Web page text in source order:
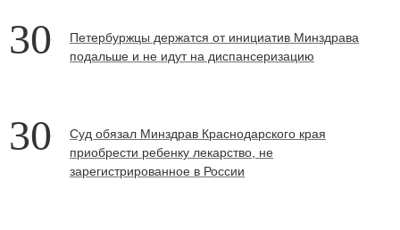
30
Петербуржцы держатся от инициатив Минздрава
подальше и не идут на диспансеризацию
30
Суд обязал Минздрав Краснодарского края
приобрести ребенку лекарство, не
зарегистрированное в России